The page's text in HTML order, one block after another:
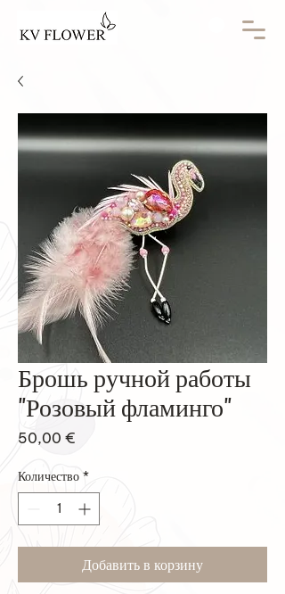
Брошь ручной работы
"Розовый фламинго"
50,00 €
Количество *
Добавить в корзину